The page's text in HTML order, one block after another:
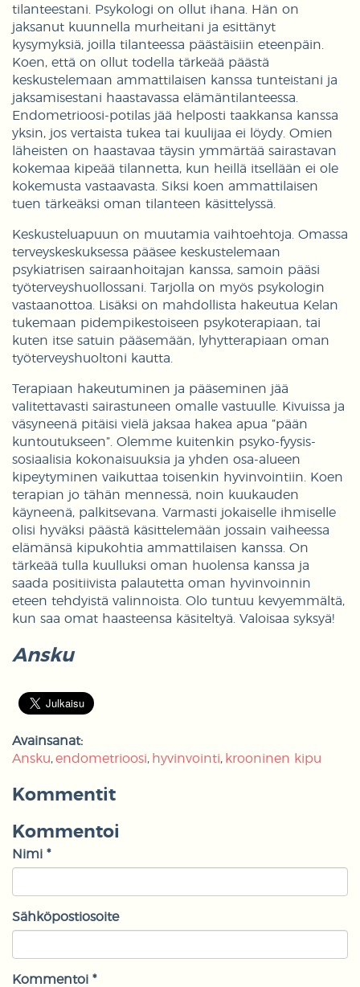
tilanteestani. Psykologi on ollut ihana. Hän on
jaksanut kuunnella murheitani ja esittänyt
kysymyksiä, joilla tilanteessa päästäisiin eteenpäin.
Koen, että on ollut todella tärkeää päästä
keskustelemaan ammattilaisen kanssa tunteistani ja
jaksamisestani haastavassa elämäntilanteessa.
Endometrioosi-potilas jää helposti taakkansa kanssa
yksin, jos vertaista tukea tai kuulijaa ei löydy. Omien
läheisten on haastavaa täysin ymmärtää sairastavan
kokemaa kipeää tilannetta, kun heillä itsellään ei ole
kokemusta vastaavasta. Siksi koen ammattilaisen
tuen tärkeäksi oman tilanteen käsittelyssä.
Keskusteluapuun on muutamia vaihtoehtoja. Omassa
terveyskeskuksessa pääsee keskustelemaan
psykiatrisen sairaanhoitajan kanssa, samoin pääsi
työterveyshuollossani. Tarjolla on myös psykologin
vastaanottoa. Lisäksi on mahdollista hakeutua Kelan
tukemaan pidempikestoiseen psykoterapiaan, tai
kuten itse satuin pääsemään, lyhytterapiaan oman
työterveyshuoltoni kautta.
Terapiaan hakeutuminen ja pääseminen jää
valitettavasti sairastuneen omalle vastuulle. Kivuissa ja
väsyneenä pitäisi vielä jaksaa hakea apua ”pään
kuntoutukseen”. Olemme kuitenkin psyko-fyysis-
sosiaalisia kokonaisuuksia ja yhden osa-alueen
kipeytyminen vaikuttaa toisenkin hyvinvointiin. Koen
terapian jo tähän mennessä, noin kuukauden
käyneenä, palkitsevana. Varmasti jokaiselle ihmiselle
olisi hyväksi päästä käsittelemään jossain vaiheessa
elämänsä kipukohtia ammattilaisen kanssa. On
tärkeää tulla kuulluksi oman huolensa kanssa ja
saada positiivista palautetta oman hyvinvoinnin
eteen tehdyistä valinnoista. Olo tuntuu kevyemmältä,
kun saa omat haasteensa käsiteltyä. Valoisaa syksyä!
Ansku
Avainsanat:
Ansku endometrioosi hyvinvointi krooninen kipu
Kommentit
Kommentoi
Nimi *
Sähköpostiosoite
Kommentoi *